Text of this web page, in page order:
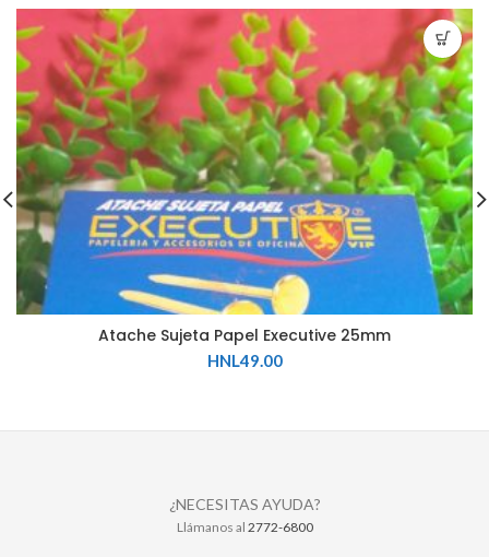
Atache Sujeta Papel Executive 25mm
HNL49.00
¿NECESITAS AYUDA?
Llámanos al 2772-6800